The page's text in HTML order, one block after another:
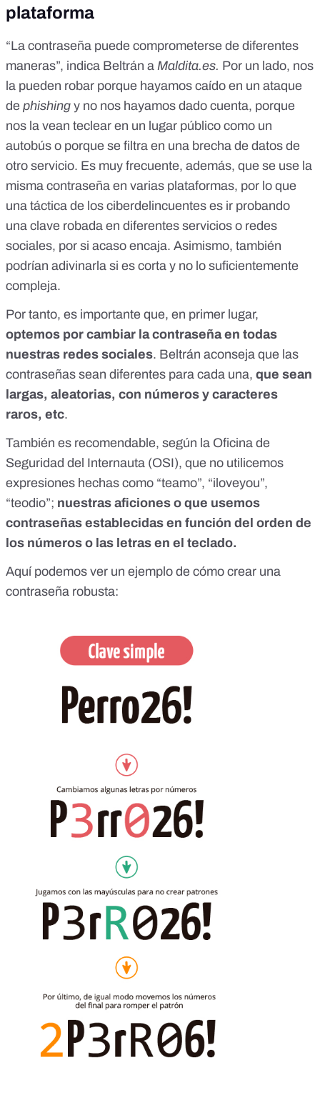
plataforma
“La contraseña puede comprometerse de diferentes
maneras”, indica Beltrán a Maldita.es. Por un lado, nos
la pueden robar porque hayamos caído en un ataque
de phishing y no nos hayamos dado cuenta, porque
nos la vean teclear en un lugar público como un
autobús o porque se filtra en una brecha de datos de
otro servicio. Es muy frecuente, además, que se use la
misma contraseña en varias plataformas, por lo que
una táctica de los ciberdelincuentes es ir probando
una clave robada en diferentes servicios o redes
sociales, por si acaso encaja. Asimismo, también
podrían adivinarla si es corta y no lo suficientemente
compleja.
Por tanto, es importante que, en primer lugar,
optemos por cambiar la contraseña en todas
nuestras redes sociales. Beltrán aconseja que las
contraseñas sean diferentes para cada una, que sean
largas, aleatorias, con números y caracteres
raros, etc.
También es recomendable, según la Oficina de
Seguridad del Internauta (OSI), que no utilicemos
expresiones hechas como “teamo”, “iloveyou”,
“teodio”; nuestras aficiones o que usemos
contraseñas establecidas en función del orden de
los números o las letras en el teclado.
Aquí podemos ver un ejemplo de cómo crear una
contraseña robusta: